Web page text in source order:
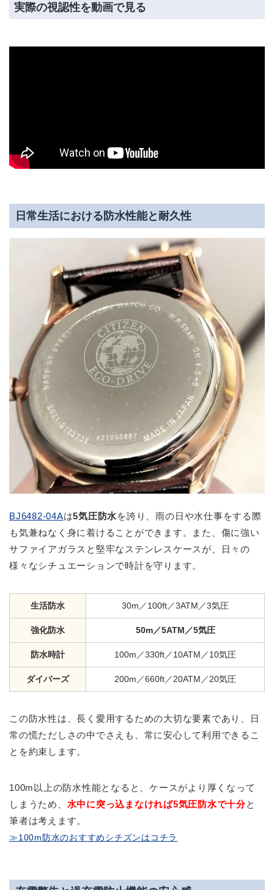
実際の視認性を動画で見る
日常生活における防水性能と耐久性
BJ6482-04Aは5気圧防水を誇り、雨の日や水仕事をする際
も気兼ねなく身に着けることができます。また、傷に強い
サファイアガラスと堅牢なステンレスケースが、日々の
様々なシチュエーションで時計を守ります。
生活防水 30m／100ft／3ATM／3気圧
強化防水 50m／5ATM／5気圧
防水時計 100m／330ft／10ATM／10気圧
ダイバーズ 200m／660ft／20ATM／20気圧
この防水性は、長く愛用するための大切な要素であり、日
常の慌ただしさの中でさえも、常に安心して利用できるこ
とを約束します。
100m以上の防水性能となると、ケースがより厚くなって
しまうため、 水中に突っ込まなければ5気圧防水で十分と
筆者は考えます。
≫100m防水のおすすめシチズンはコチラ